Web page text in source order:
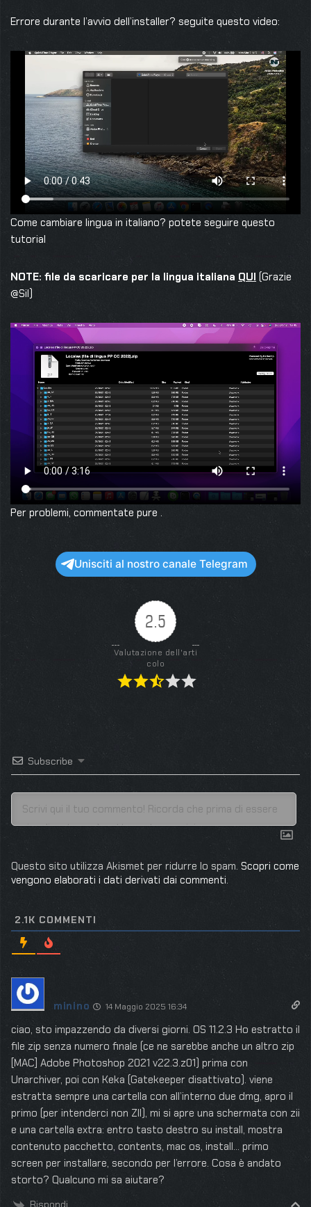
Errore durante l’avvio dell’installer? seguite questo video:
Come cambiare lingua in italiano? potete seguire questo
tutorial
NOTE: file da scaricare per la lingua italiana QUI (Grazie
@Sil)
Per problemi, commentate pure .
Unisciti al nostro canale Telegram
2.5
Valutazione dell'arti
colo
Subscribe
Questo sito utilizza Akismet per ridurre lo spam. Scopri come
vengono elaborati i dati derivati dai commenti.
2.1K COMMENTI
minino 14 Maggio 2025 16:34
ciao, sto impazzendo da diversi giorni. OS 11.2.3 Ho estratto il
file zip senza numero finale (ce ne sarebbe anche un altro zip
[MAC] Adobe Photoshop 2021 v22.3.z01) prima con
Unarchiver, poi con Keka (Gatekeeper disattivato). viene
estratta sempre una cartella con all’interno due dmg, apro il
primo (per intenderci non ZII), mi si apre una schermata con zii
e una cartella extra: entro tasto destro su install, mostra
contenuto pacchetto, contents, mac os, install… primo
screen per installare, secondo per l’errore. Cosa è andato
storto? Qualcuno mi sa aiutare?
Rispondi